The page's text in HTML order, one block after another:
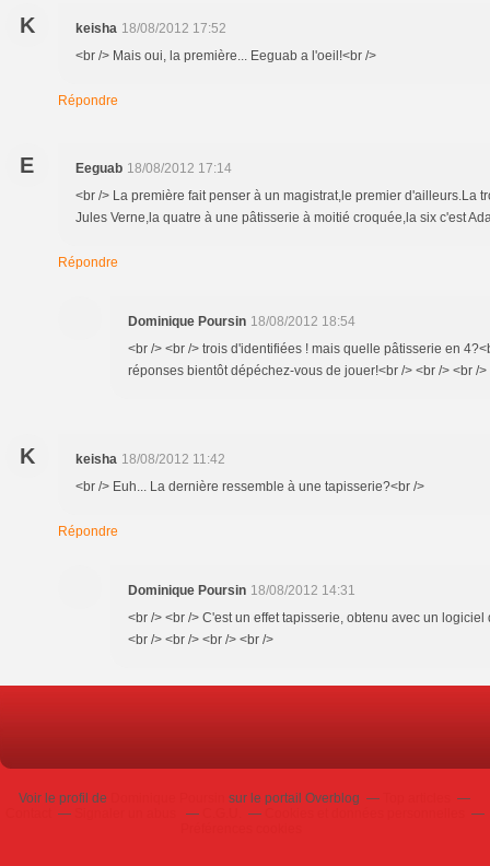
K keisha 18/08/2012 17:52
<br /> Mais oui, la première... Eeguab a l'oeil!<br />
Répondre
E Eeguab 18/08/2012 17:14
<br /> La première fait penser à un magistrat,le premier d'ailleurs.La
Jules Verne,la quatre à une pâtisserie à moitié croquée,la six c'est
Répondre
Dominique Poursin 18/08/2012 18:54
<br /> <br /> trois d'identifiées ! mais quelle pâtisserie en
réponses bientôt dépéchez-vous de jouer!<br /> <br /> <br />
K keisha 18/08/2012 11:42
<br /> Euh... La dernière ressemble à une tapisserie?<br />
Répondre
Dominique Poursin 18/08/2012 14:31
<br /> <br /> C'est un effet tapisserie, obtenu avec un
<br /> <br /> <br /> <br />
Voir le profil de sur le portail Overblog